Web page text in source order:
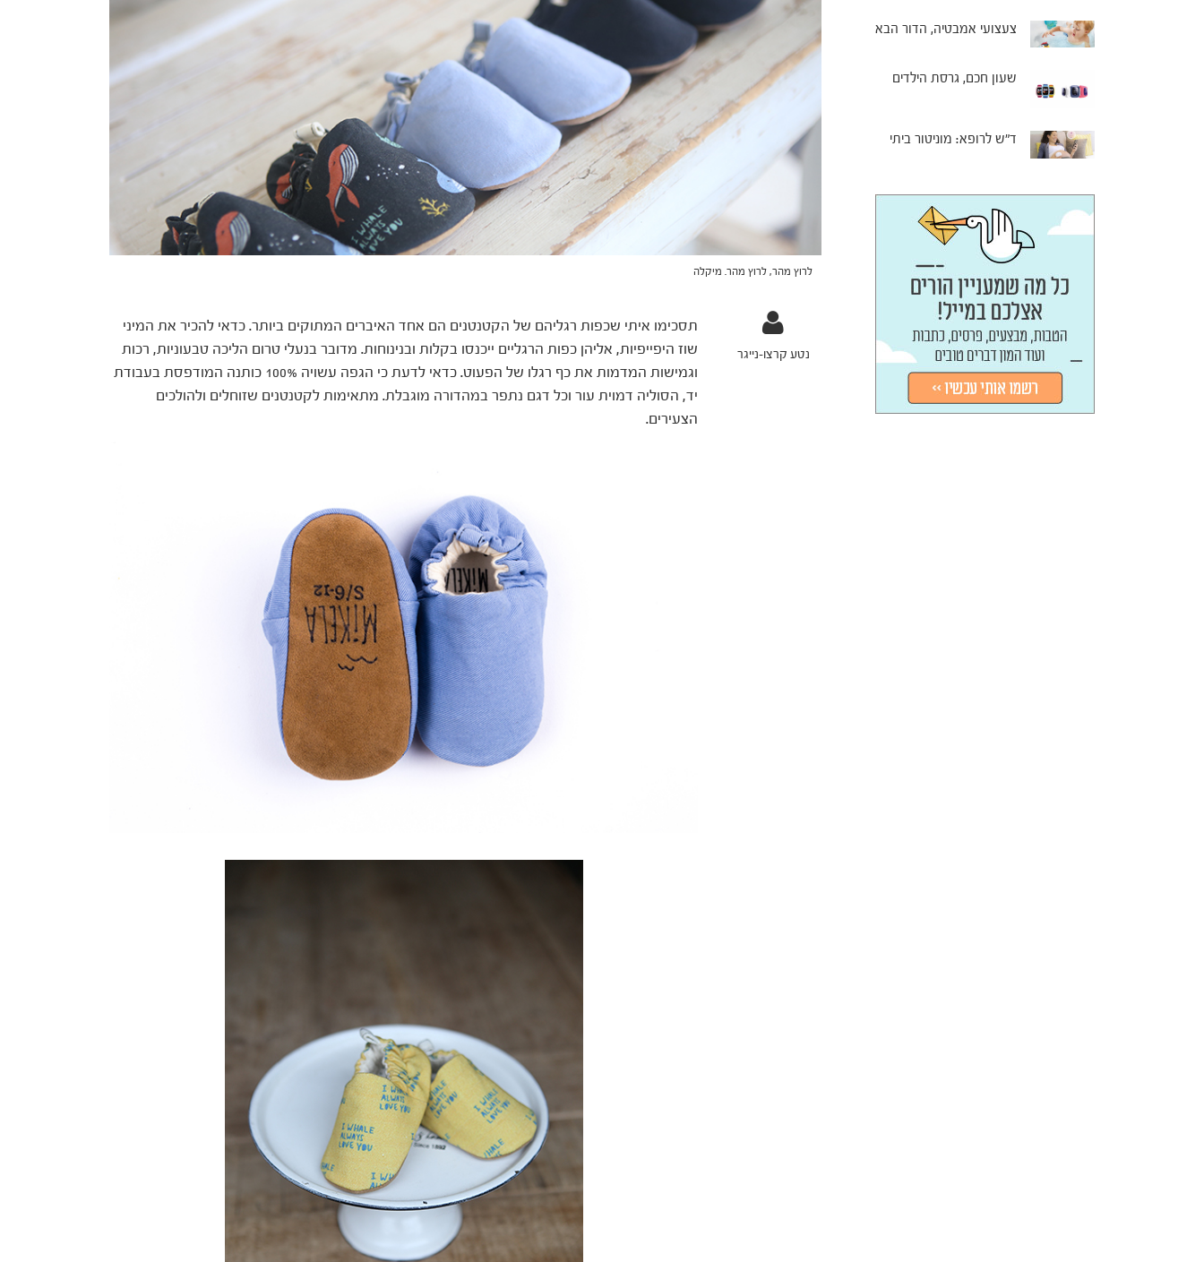
לרוץ מהר, לרוץ מהר. מיקלה
נטע קרצו-נייגר
תסכימו איתי שכפות רגליהם של הקטנטנים הם אחד האיברים המתוקים ביותר. כדאי להכיר את המיני
שוז היפייפיות, אליהן כפות הרגליים ייכנסו בקלות ובנינוחות. מדובר בנעלי טרום הליכה טבעוניות, רכות
וגמישות המדמות את כף רגלו של הפעוט. כדאי לדעת כי הגפה עשויה 100% כותנה המודפסת בעבודת
יד, הסוליה דמוית עור וכל דגם נתפר במהדורה מוגבלת. מתאימות לקטנטנים שזוחלים ולהולכים
הצעירים.
צעצועי אמבטיה, הדור הבא
שעון חכם, גרסת הילדים
ד"ש לרופא: מוניטור ביתי